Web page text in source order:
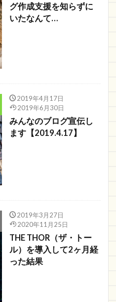
グ作成支援を知らずに
いたなんて…
2019年4月17日
2019年6月30日
みんなのブログ宣伝し
ます【2019.4.17】
2019年3月27日
2020年11月25日
THE THOR（ザ・トー
ル）を導入して2ヶ月経
った結果